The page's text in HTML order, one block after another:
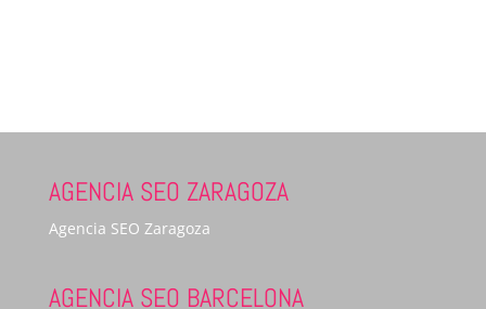
AGENCIA SEO ZARAGOZA
Agencia SEO Zaragoza
AGENCIA SEO BARCELONA